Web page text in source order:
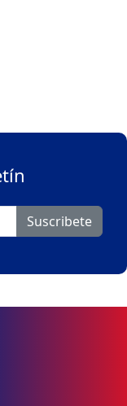
Suscribete